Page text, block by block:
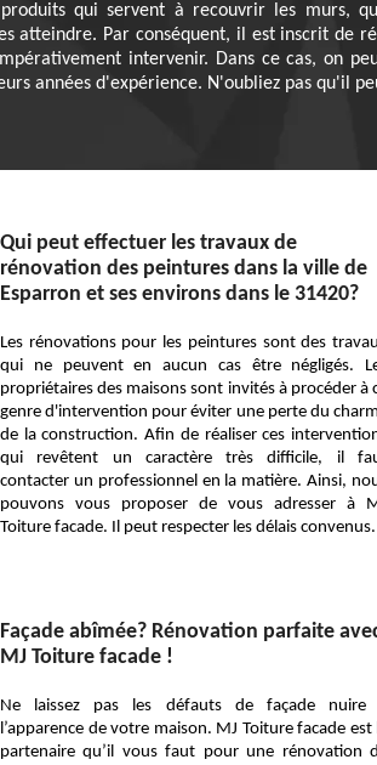
produits qui servent à recouvrir les
atteindre. Par conséquent, il est inscrit de
intervenir. Dans ce cas, on
années d'expérience. N'oubliez pas qu'il
Qui peut effectuer les travaux de
rénovation des peintures dans la ville de
Esparron et ses environs dans le 31420?
Les rénovations pour les peintures sont des
qui ne peuvent en aucun cas être négligés.
propriétaires des maisons sont invités à procéder à
genre d'intervention pour éviter une perte du
de la construction. Afin de réaliser ces
qui revêtent un caractère très difficile, il
contacter un professionnel en la matière. Ainsi,
pouvons vous proposer de vous adresser à
Toiture facade. Il peut respecter les délais convenus.
Façade abîmée? Rénovation parfaite
MJ Toiture facade !
Ne laissez pas les défauts de façade nuire
l’apparence de votre maison. MJ Toiture facade est
partenaire qu’il vous faut pour une rénovation